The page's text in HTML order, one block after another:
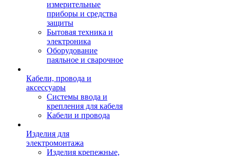
измерительные
приборы и средства
защиты
Бытовая техника и
электроника
Оборудование
паяльное и сварочное
Кабели, провода и
аксессуары
Системы ввода и
крепления для кабеля
Кабели и провода
Изделия для
электромонтажа
Изделия крепежные,